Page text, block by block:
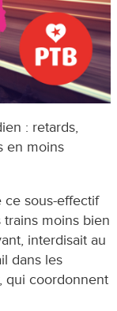
: retards,
en moins
sous-effectif
moins bien
interdisait au
dans les
qui coordonnent